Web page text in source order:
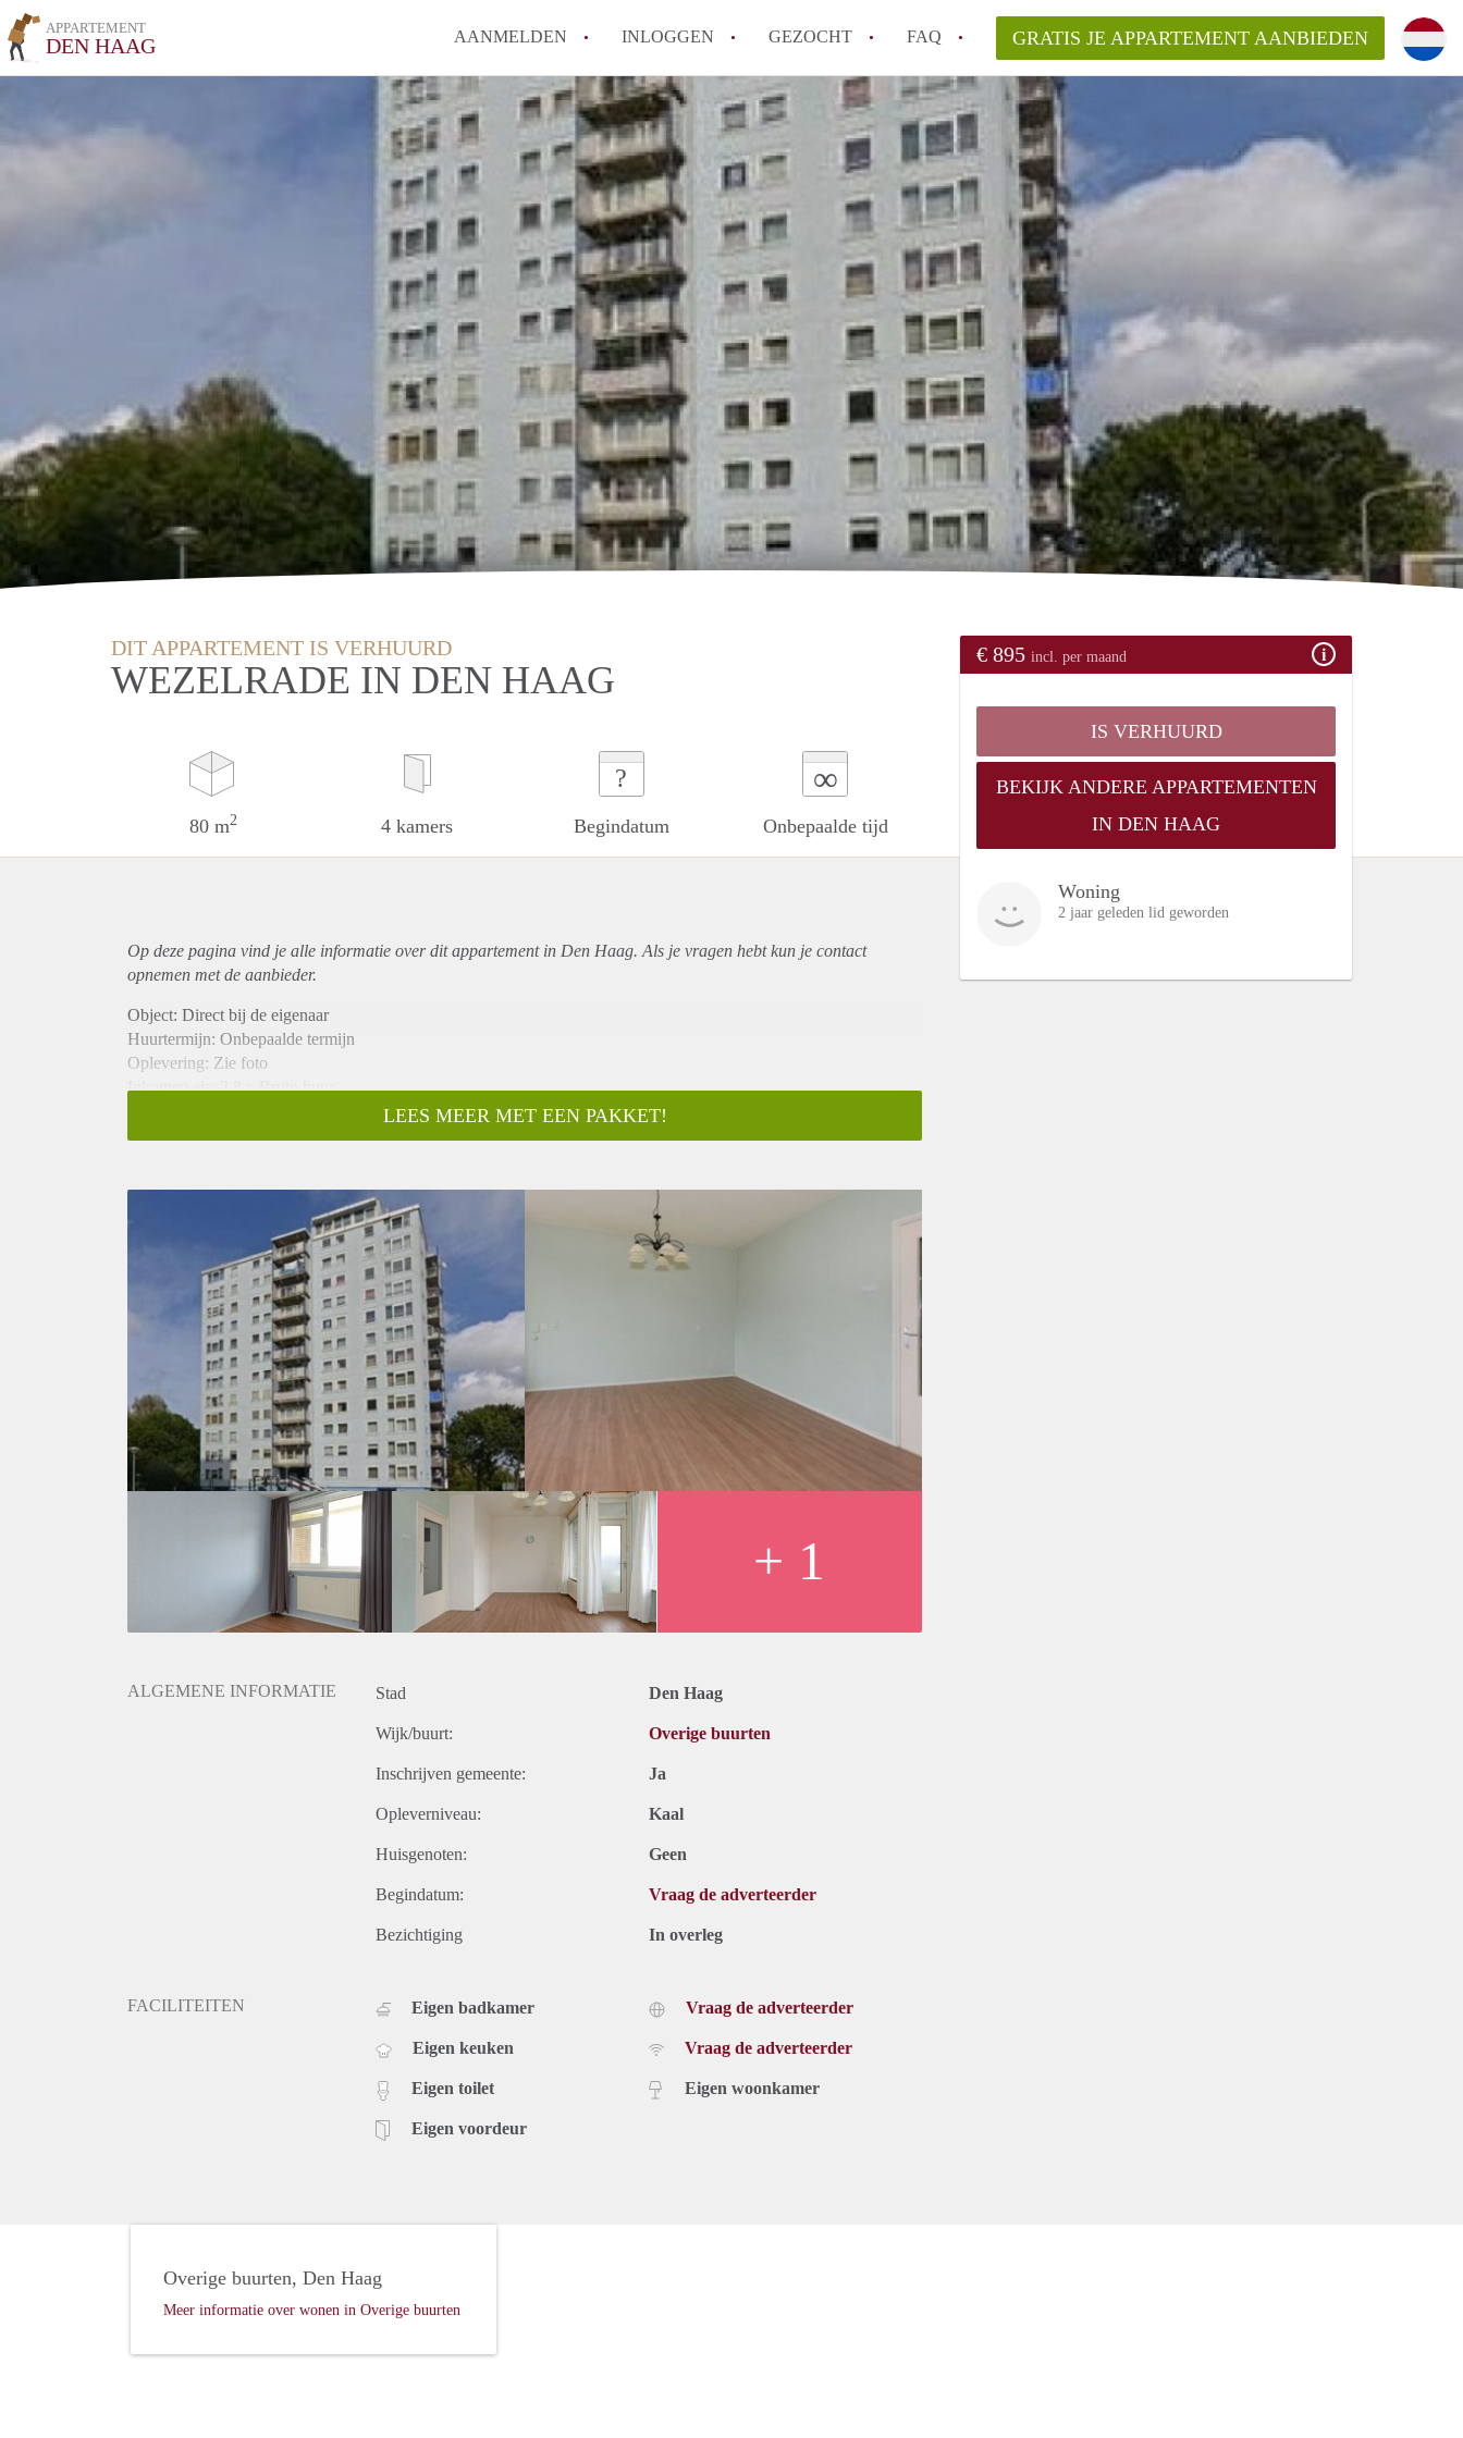
APPARTEMENT
DEN HAAG AANMELDEN INLOGGEN GEZOCHT FAQ
How to translate AppartementDenHaag!
Wat is Appartement-DenHaag?
Hoeveel kost het om te reageren op een Appartement in Den Haag?
Wat is de privacyverklaring van Appartement-DenHaag?
Berekent Appartement-DenHaag
makelaarsvergoeding/bemiddelingsvergoeding?
Alle veelgestelde vragen
GRATIS JE APPARTEMENT AANBIEDEN
DIT APPARTEMENT IS VERHUURD
WEZELRADE IN DEN HAAG
80 m2 4 kamers
?
Begindatum
∞
Onbepaalde tijd
€ 895 incl. per maand
IS VERHUURD
BEKIJK ANDERE APPARTEMENTEN
IN DEN HAAG
Woning
2 jaar geleden lid geworden
Op deze pagina vind je alle informatie over ditappartementin Den Haag. Als je vragen hebt kun je contact
opnemen met de aanbieder.
Object: Direct bij de eigenaar
Huurtermijn: Onbepaalde termijn
Oplevering: Zie foto
Inkomen eis: 2,8 x Bruto huur
Borg: 1 Maand
Huisdieren toegestaan: Afhankelijk van de Eigenaar
Huurtoeslag grens: Nee
Geschikt voor studenten: Afhankelijk van de Eigenaar
LEES MEER MET EEN PAKKET!
+ 1
ALGEMENE INFORMATIE Stad Den Haag
Wijk/buurt: Overige buurten
Inschrijven gemeente: Ja
Opleverniveau: Kaal
Huisgenoten: Geen
Begindatum: Vraag de adverteerder
Bezichtiging In overleg
FACILITEITEN Eigen badkamer
Eigen keuken
Eigen toilet
Eigen voordeur
Vraag de adverteerder
Vraag de adverteerder
Eigen woonkamer
Overige buurten, Den Haag
Meer informatie over wonen in Overige buurten